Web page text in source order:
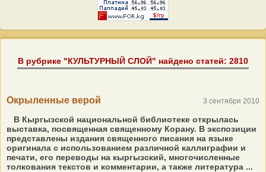
В рубрике "КУЛЬТУРНЫЙ СЛОЙ" найдено статей: 2810
Окрыленные верой 3 сентября 2010
В Кыргызской национальной библиотеке открылась
выставка, посвященная священному Корану. В экспозиции
представлены издания священного писания на языке
оригинала с использованием различной каллиграфии и
печати, его переводы на кыргызский, многочисленные
толкования текстов и комментарии, а также литература ...